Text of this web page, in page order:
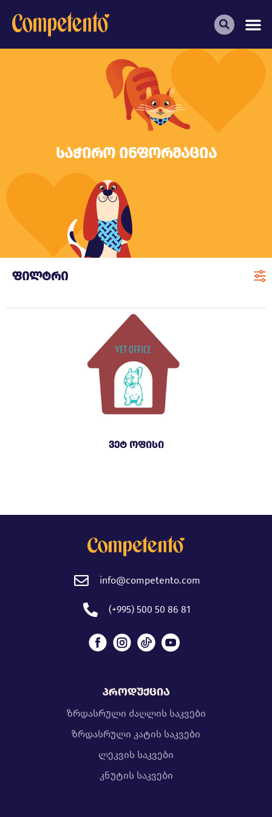
საჭირო ინფორმაცია
ფილტრი
ვეტ ოფისი
info@competento.com
(+995) 500 50 86 81
პროდუქცია
ზრდასრული ძაღლის საკვები
ზრდასრული კატის საკვები
ლეკვის საკვები
კნუტის საკვები